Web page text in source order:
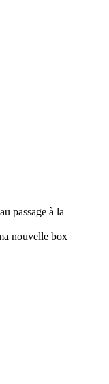
passage à la
nouvelle box